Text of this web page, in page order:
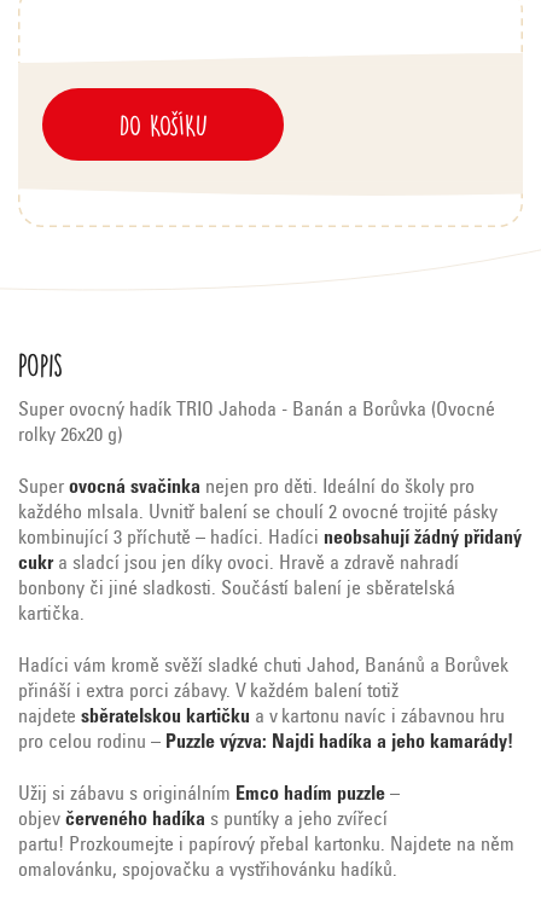
DO KOŠÍKU
Popis
Super ovocný hadík TRIO Jahoda - Banán a Borůvka (Ovocné
rolky 26x20 g)
Super ovocná svačinka nejen pro děti. Ideální do školy pro
každého mlsala. Uvnitř balení se choulí 2 ovocné trojité pásky
kombinující 3 příchutě – hadíci. Hadíci neobsahují žádný přidaný
cukra sladcí jsou jen díky ovoci. Hravě a zdravě nahradí
bonbony či jiné sladkosti. Součástí balení je sběratelská
kartička.
Hadíci vám kromě svěží sladké chuti Jahod, Banánů a Borůvek
přináší i extra porci zábavy. V každém balení totiž
najdete sběratelskou kartičku a v kartonu navíc i zábavnou hru
pro celou rodinu – Puzzle výzva: Najdi hadíka a jeho kamarády!
Užij si zábavu s originálním Emco hadím puzzle –
objev červeného hadíka s puntíky a jeho zvířecí
partu! Prozkoumejte i papírový přebal kartonku. Najdete na něm
omalovánku, spojovačku a vystřihovánku hadíků.